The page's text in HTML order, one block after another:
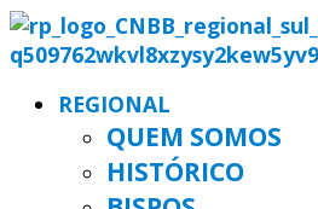
REGIONAL
QUEM SOMOS
HISTÓRICO